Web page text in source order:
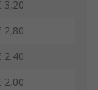
3,20
2,80
2,40
2,00